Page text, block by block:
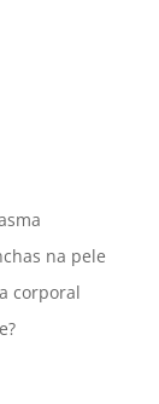
na pele
corporal